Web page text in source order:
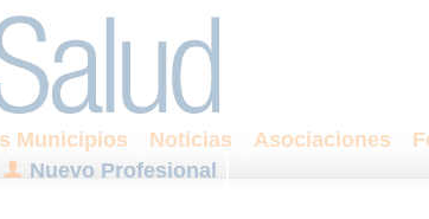
Municipios Noticias Asociaciones
Nuevo Profesional